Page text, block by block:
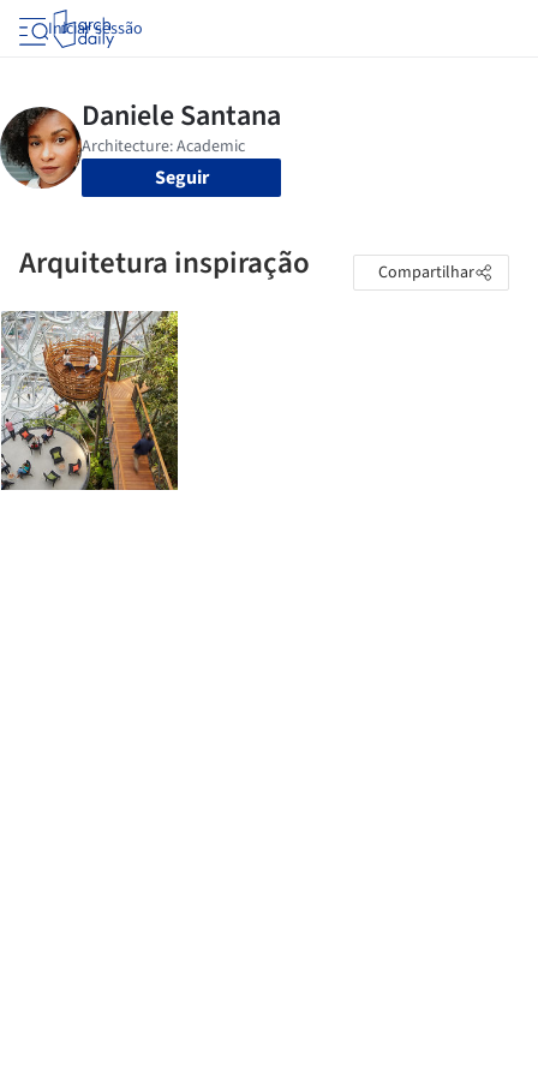
Iniciar sessão
Seguir
Arquitetura inspiração Compartilhar